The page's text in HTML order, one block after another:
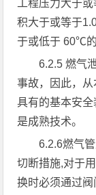
工程压力大于
积大于或等于
于或低于 60℃的
6.2.5 燃气
事故，因此，
具有的基本安
是成熟技术。
6.2.6燃气
切断措施,对于
换时必须通过